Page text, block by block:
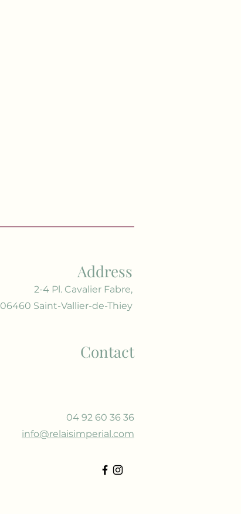
Address
2-4 Pl. Cavalier Fabre,
06460 Saint-Vallier-de-Thiey
Contact
04 92 60 36 36
info@relaisimperial.com